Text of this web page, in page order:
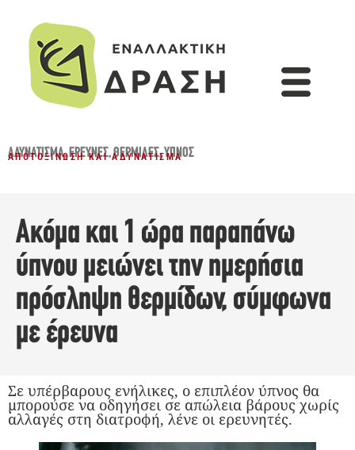
ΑΔΥΝΆΤΙΣΜΑ,ΈΡΕΥΝΕΣ,ΘΕΡΜΊΔΕΣ,ΎΠΝΟΣ
ΑΠΟΤΟΞΊΝΩΣΗ ΚΑΙ ΑΔΥΝΆΤΙΣΜΑ
Ακόμα και 1 ώρα παραπάνω
ύπνου μειώνει την ημερήσια
πρόσληψη θερμίδων, σύμφωνα
με έρευνα
Σε υπέρβαρους ενήλικες, ο επιπλέον ύπνος θα
μπορούσε να οδηγήσει σε απώλεια βάρους χωρίς
αλλαγές στη διατροφή, λένε οι ερευνητές.